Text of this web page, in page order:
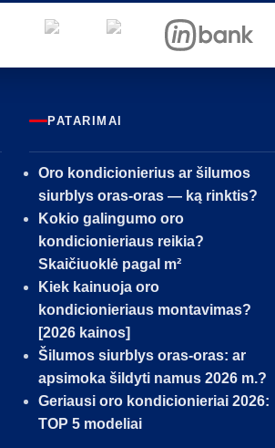
PATARIMAI
Oro kondicionierius ar šilumos
siurblys oras-oras — ką rinktis?
Kokio galingumo oro
kondicionieriaus reikia?
Skaičiuoklė pagal m²
Kiek kainuoja oro
kondicionieriaus montavimas?
[2026 kainos]
Šilumos siurblys oras-oras: ar
apsimoka šildyti namus 2026 m.?
Geriausi oro kondicionieriai 2026:
TOP 5 modeliai